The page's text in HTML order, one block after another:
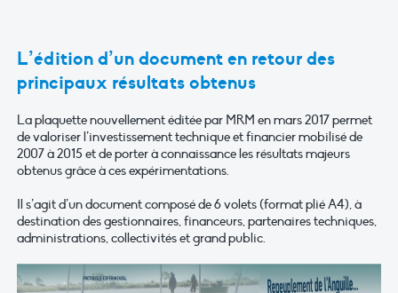
L’édition d’un document en retour des
principaux résultats obtenus
La plaquette nouvellement éditée par MRM en mars 2017 permet
de valoriser l’investissement technique et financier mobilisé de
2007 à 2015 et de porter à connaissance les résultats majeurs
obtenus grâce à ces expérimentations.
Il s’agit d’un document composé de 6 volets (format plié A4), à
destination des gestionnaires, financeurs, partenaires techniques,
administrations, collectivités et grand public.